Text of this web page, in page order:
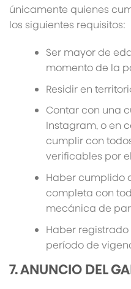
únicamente quienes
los siguientes requisitos:
Ser mayor de
momento de la
Residir en
Contar con una
Instagram, o en
cumplir con
verificables por
Haber cumplido
completa con
mecánica de
Haber
período de
7. ANUNCIO DEL